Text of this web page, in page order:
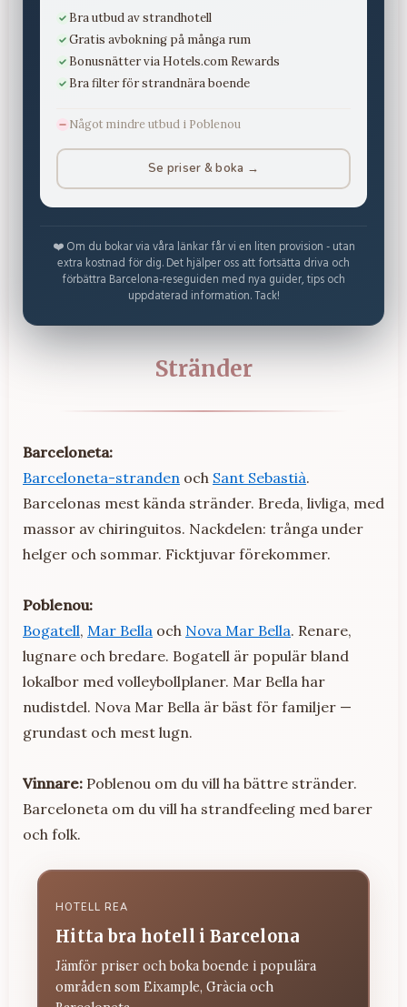
Bra utbud av strandhotell
Gratis avbokning på många rum
Bonusnätter via Hotels.com Rewards
Bra filter för strandnära boende
Något mindre utbud i Poblenou
Se priser & boka →
❤️ Om du bokar via våra länkar får vi en liten provision - utan
extra kostnad för dig. Det hjälper oss att fortsätta driva och
förbättra Barcelona-reseguiden med nya guider, tips och
uppdaterad information. Tack!
Stränder
Barceloneta:
Barceloneta-stranden och Sant Sebastià.
Barcelonas mest kända stränder. Breda, livliga, med
massor av chiringuitos. Nackdelen: trånga under
helger och sommar. Ficktjuvar förekommer.
Poblenou:
Bogatell, Mar Bella och Nova Mar Bella. Renare,
lugnare och bredare. Bogatell är populär bland
lokalbor med volleybollplaner. Mar Bella har
nudistdel. Nova Mar Bella är bäst för familjer —
grundast och mest lugn.
Vinnare: Poblenou om du vill ha bättre stränder.
Barceloneta om du vill ha strandfeeling med barer
och folk.
HOTELL REA
Hitta bra hotell i Barcelona
Jämför priser och boka boende i populära
områden som Eixample, Gràcia och